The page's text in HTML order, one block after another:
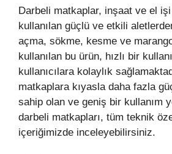
Darbeli matkaplar, inşaat ve el
kullanılan güçlü ve etkili
açma, sökme, kesme ve
kullanılan bu ürün, hızlı bir
kullanıcılara kolaylık
matkaplara kıyasla daha fazla
sahip olan ve geniş bir kullanım
darbeli matkapları, tüm teknik
içeriğimizde inceleyebilirsiniz.